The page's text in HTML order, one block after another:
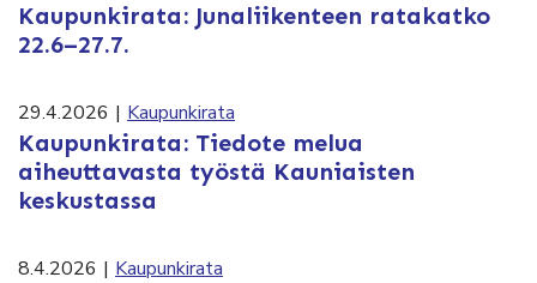
Kaupunkirata: Junaliikenteen ratakatko
22.6–27.7.
29.4.2026 | Kaupunkirata
Kaupunkirata: Tiedote melua
aiheuttavasta työstä Kauniaisten
keskustassa
8.4.2026 | Kaupunkirata